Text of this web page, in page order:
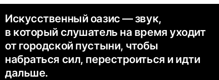
Искусственный оазис –– звук,
в который слушатель на время уходит
от городской пустыни, чтобы
набраться сил, перестроиться и идти
дальше.